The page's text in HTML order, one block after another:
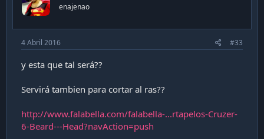
enajenao
4 Abril 2016 #33
y esta que tal será??
Servirá tambien para cortar al ras??
http://www.falabella.com/falabella-...rtapelos-Cruzer-
6-Beard---Head?navAction=push